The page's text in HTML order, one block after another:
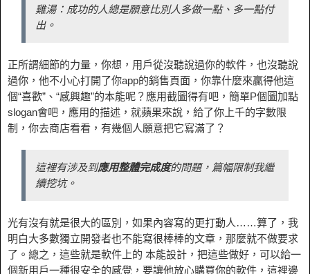
雞湯：成功的人總是願意比別人多做一點、多一點付
出。
正所謂細節的力量，你想，用戶從沒聽說過你的軟件，也沒聽說
過你，他不小心打開了你app的銷售頁面，你靠什麼來贏得他這
個“喜歡”、“感興趣”的本能呢？應用截圖得有吧，簡單P個圖加點
slogan會吧，應用的描述，就蘋果來說，給了你上千的字數限
制，你去商店看看，有幾個人願意把它寫滿了？
這裡有涉及到應用整體完成度的問題，篇幅限制我繼
續挖坑。
光有沒有就是很大的區別，如果內容寫的更打動人……算了，我
明白大多數獨立開發者也不能寫很棒棒的文章，那麼就不做要求
了。總之，這些就是軟件上的 本能設計，把這些做好，可以給一
個新用戶一種很安全的感覺，要讓他放心購買你的軟件，這裡邊